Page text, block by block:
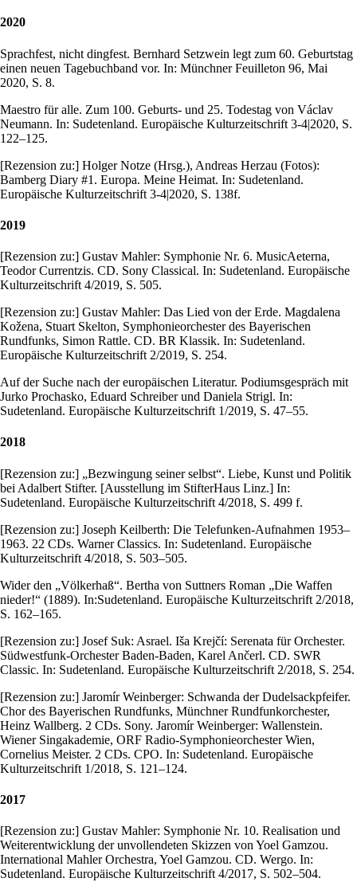
2020
Sprachfest, nicht dingfest. Bernhard Setzwein legt zum 60. Geburtstag
einen neuen Tagebuchband vor. In: Münchner Feuilleton 96, Mai
2020, S. 8.
Maestro für alle. Zum 100. Geburts- und 25. Todestag von Václav
Neumann. In: Sudetenland. Europäische Kulturzeitschrift 3-4|2020, S.
122–125.
[Rezension zu:] Holger Notze (Hrsg.), Andreas Herzau (Fotos):
Bamberg Diary #1. Europa. Meine Heimat. In: Sudetenland.
Europäische Kulturzeitschrift 3-4|2020, S. 138f.
2019
[Rezension zu:] Gustav Mahler: Symphonie Nr. 6. MusicAeterna,
Teodor Currentzis. CD. Sony Classical. In: Sudetenland. Europäische
Kulturzeitschrift 4/2019, S. 505.
[Rezension zu:] Gustav Mahler: Das Lied von der Erde. Magdalena
Kožena, Stuart Skelton, Symphonieorchester des Bayerischen
Rundfunks, Simon Rattle. CD. BR Klassik. In: Sudetenland.
Europäische Kulturzeitschrift 2/2019, S. 254.
Auf der Suche nach der europäischen Literatur. Podiumsgespräch mit
Jurko Prochasko, Eduard Schreiber und Daniela Strigl. In:
Sudetenland. Europäische Kulturzeitschrift 1/2019, S. 47–55.
2018
[Rezension zu:] „Bezwingung seiner selbst“. Liebe, Kunst und Politik
bei Adalbert Stifter. [Ausstellung im StifterHaus Linz.] In:
Sudetenland. Europäische Kulturzeitschrift 4/2018, S. 499 f.
[Rezension zu:] Joseph Keilberth: Die Telefunken-Aufnahmen 1953–
1963. 22 CDs. Warner Classics. In: Sudetenland. Europäische
Kulturzeitschrift 4/2018, S. 503–505.
Wider den „Völkerhaß“. Bertha von Suttners Roman „Die Waffen
nieder!“ (1889). In:Sudetenland. Europäische Kulturzeitschrift 2/2018,
S. 162–165.
[Rezension zu:] Josef Suk: Asrael. Iša Krejčí: Serenata für Orchester.
Südwestfunk-Orchester Baden-Baden, Karel Ančerl. CD. SWR
Classic. In: Sudetenland. Europäische Kulturzeitschrift 2/2018, S. 254.
[Rezension zu:] Jaromír Weinberger: Schwanda der Dudelsackpfeifer.
Chor des Bayerischen Rundfunks, Münchner Rundfunkorchester,
Heinz Wallberg. 2 CDs. Sony. Jaromír Weinberger: Wallenstein.
Wiener Singakademie, ORF Radio-Symphonieorchester Wien,
Cornelius Meister. 2 CDs. CPO. In: Sudetenland. Europäische
Kulturzeitschrift 1/2018, S. 121–124.
2017
[Rezension zu:] Gustav Mahler: Symphonie Nr. 10. Realisation und
Weiterentwicklung der unvollendeten Skizzen von Yoel Gamzou.
International Mahler Orchestra, Yoel Gamzou. CD. Wergo. In:
Sudetenland. Europäische Kulturzeitschrift 4/2017, S. 502–504.